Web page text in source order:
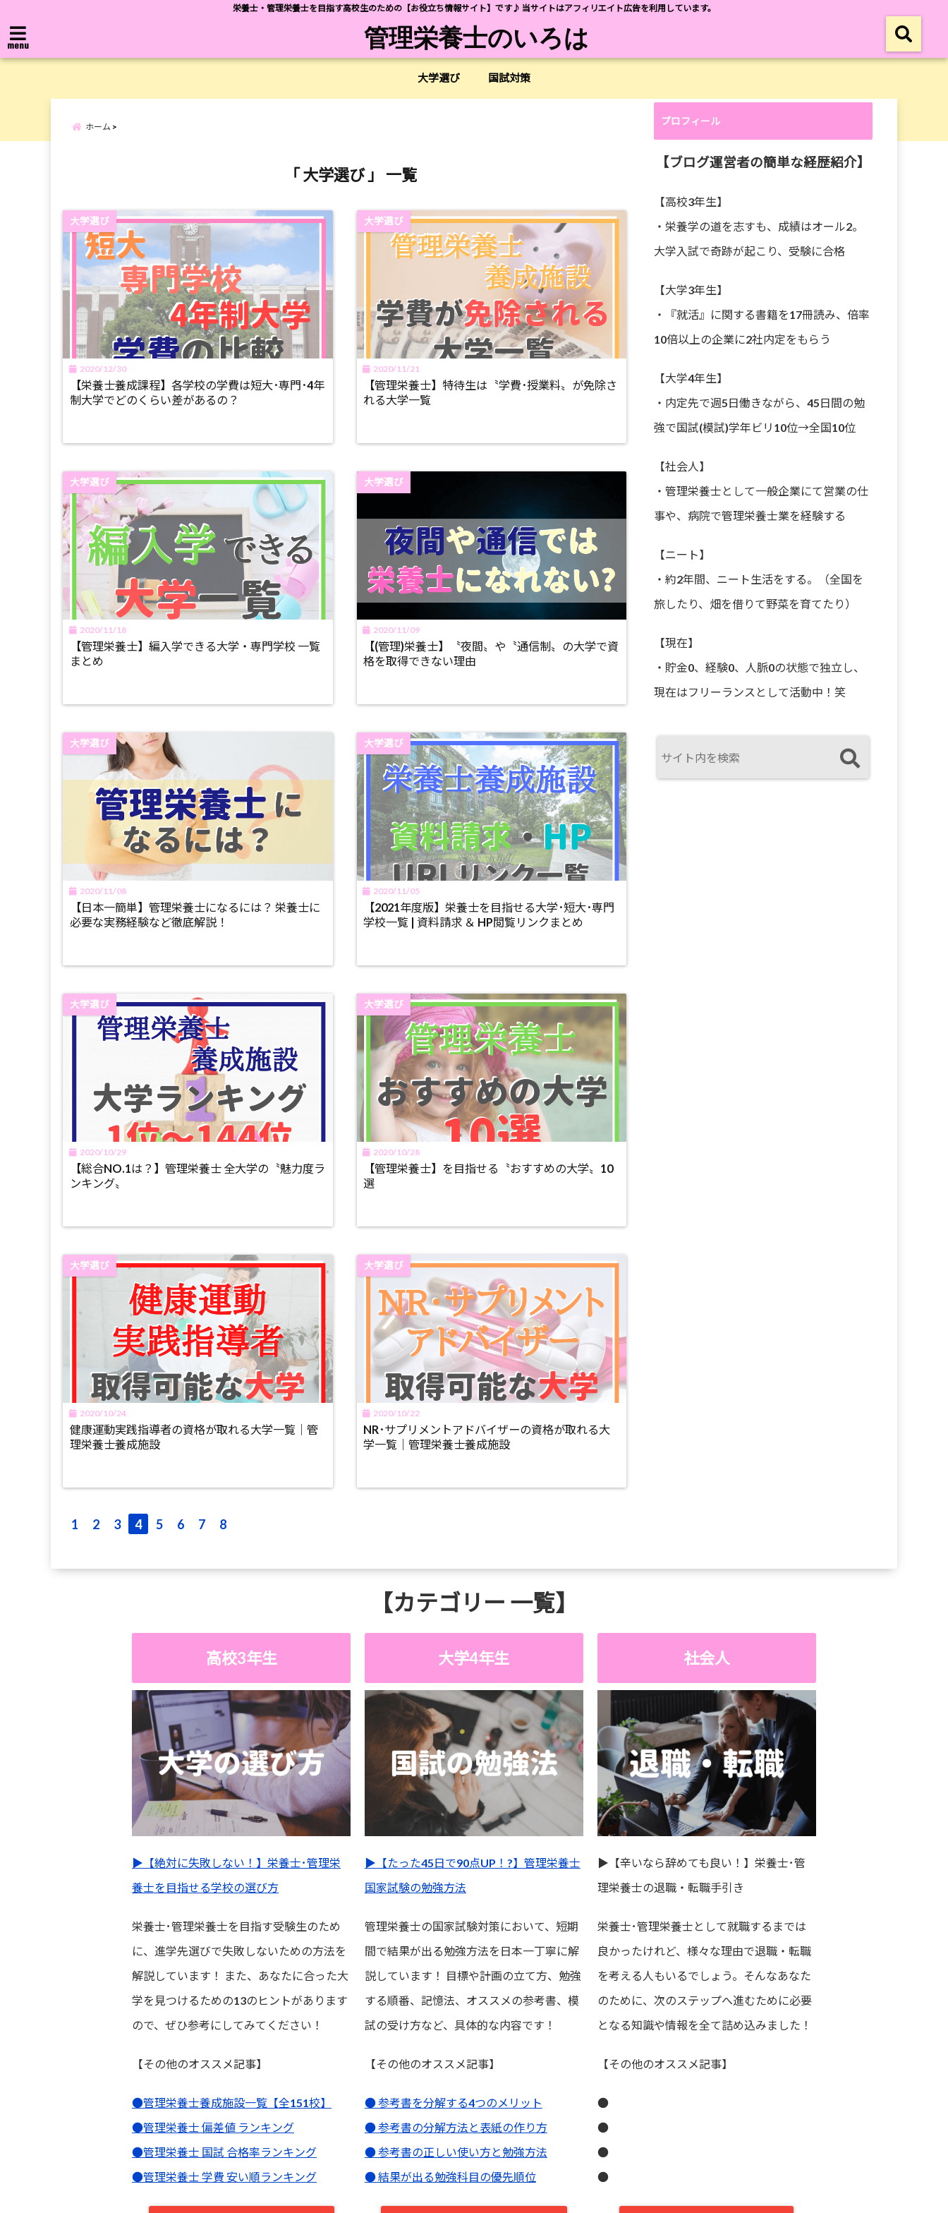
栄養士・管理栄養士を目指す高校生のための【お役立ち情報サイト】です♪ 当サイトはアフィリエイト広告を利用しています。
menu 管理栄養士のいろは
大学選び 国試対策
ホーム
「 大学選び 」 一覧
大学選び
2020/12/30
【栄養士養成課程】各学校の学費は短大･専門･4年
制大学でどのくらい差があるの？
大学選び
2020/11/21
【管理栄養士】特待生は〝学費･授業料〟が免除さ
れる大学一覧
大学選び
2020/11/18
【管理栄養士】編入学できる大学・専門学校 一覧
まとめ
大学選び
2020/11/09
【(管理)栄養士】〝夜間〟や〝通信制〟の大学で資
格を取得できない理由
大学選び
2020/11/08
【日本一簡単】管理栄養士になるには？ 栄養士に
必要な実務経験など徹底解説！
大学選び
2020/11/05
【2021年度版】栄養士を目指せる大学･短大･専門
学校一覧 | 資料請求 ＆ HP閲覧リンクまとめ
大学選び
2020/10/29
【総合NO.1は？】管理栄養士 全大学の〝魅力度ラ
ンキング〟
大学選び
2020/10/28
【管理栄養士】を目指せる〝おすすめの大学〟10
選
大学選び
2020/10/24
健康運動実践指導者の資格が取れる大学一覧｜管
理栄養士養成施設
大学選び
2020/10/22
NR･サプリメントアドバイザーの資格が取れる大
学一覧｜管理栄養士養成施設
1 2 3 4 5 6 7 8
プロフィール
【ブログ運営者の簡単な経歴紹介】
【高校3年生】
・栄養学の道を志すも、成績はオール2。
大学入試で奇跡が起こり、受験に合格
【大学3年生】
・『就活』に関する書籍を17冊読み、倍率
10倍以上の企業に2社内定をもらう
【大学4年生】
・内定先で週5日働きながら、45日間の勉
強で国試(模試)学年ビリ10位→全国10位
【社会人】
・管理栄養士として一般企業にて営業の仕
事や、病院で管理栄養士業を経験する
【ニート】
・約2年間、ニート生活をする。（全国を
旅したり、畑を借りて野菜を育てたり）
【現在】
・貯金0、経験0、人脈0の状態で独立し、
現在はフリーランスとして活動中！笑
【カテゴリー 一覧】
高校3年生
▶︎【絶対に失敗しない！】栄養士･管理栄
養士を目指せる学校の選び方
栄養士･管理栄養士を目指す受験生のため
に、進学先選びで失敗しないための方法を
解説しています！ また、あなたに合った大
学を見つけるための13のヒントがあります
ので、ぜひ参考にしてみてください！
【その他のオススメ記事】
●管理栄養士養成施設一覧【全151校】
●管理栄養士 偏差値 ランキング
●管理栄養士 国試 合格率ランキング
●管理栄養士 学費 安い順ランキング
大学4年生
▶︎【たった45日で90点UP！?】管理栄養士
国家試験の勉強方法
管理栄養士の国家試験対策において、短期
間で結果が出る勉強方法を日本一丁寧に解
説しています！ 目標や計画の立て方、勉強
する順番、記憶法、オススメの参考書、模
試の受け方など、具体的な内容です！
【その他のオススメ記事】
● 参考書を分解する4つのメリット
● 参考書の分解方法と表紙の作り方
● 参考書の正しい使い方と勉強方法
● 結果が出る勉強科目の優先順位
社会人
▶︎【辛いなら辞めても良い！】栄養士･管
理栄養士の退職・転職手引き
栄養士･管理栄養士として就職するまでは
良かったけれど、様々な理由で退職・転職
を考える人もいるでしょう。そんなあなた
のために、次のステップへ進むために必要
となる知識や情報を全て詰め込みました！
【その他のオススメ記事】
●
●
●
●